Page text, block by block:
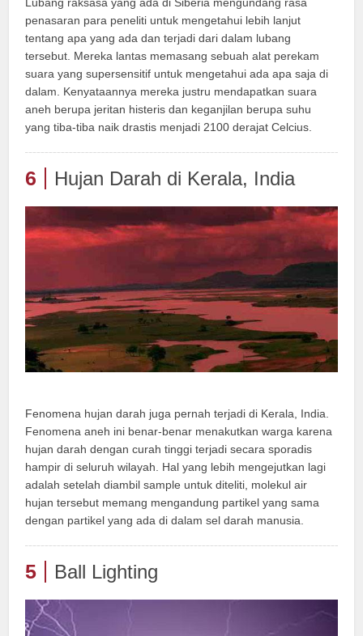
Lubang raksasa yang ada di Siberia mengundang rasa
penasaran para peneliti untuk mengetahui lebih lanjut
tentang apa yang ada dan terjadi dari dalam lubang
tersebut. Mereka lantas memasang sebuah alat perekam
suara yang supersensitif untuk mengetahui ada apa saja di
dalam. Kenyataannya mereka justru mendapatkan suara
aneh berupa jeritan histeris dan keganjilan berupa suhu
yang tiba-tiba naik drastis menjadi 2100 derajat Celcius.
6 Hujan Darah di Kerala, India
Fenomena hujan darah juga pernah terjadi di Kerala, India.
Fenomena aneh ini benar-benar menakutkan warga karena
hujan darah dengan curah tinggi terjadi secara sporadis
hampir di seluruh wilayah. Hal yang lebih mengejutkan lagi
adalah setelah diambil sample untuk diteliti, molekul air
hujan tersebut memang mengandung partikel yang sama
dengan partikel yang ada di dalam sel darah manusia.
5 Ball Lighting